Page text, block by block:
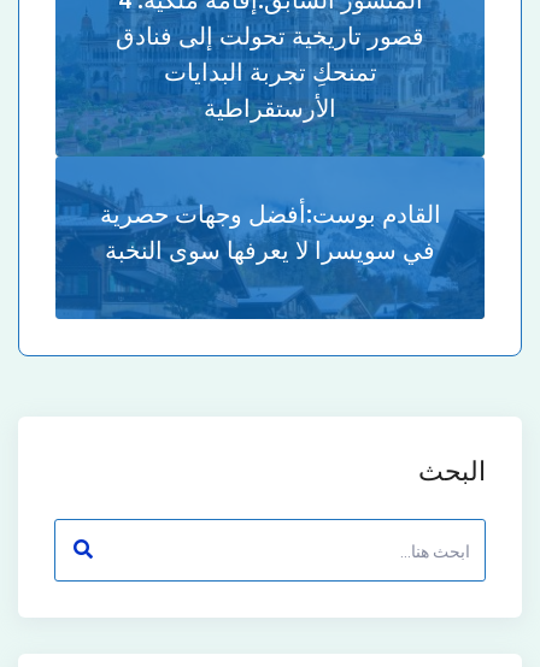
قصور تاريخية تحولت إلى فنادق
تمنحكِ تجربة البدايات
الأرستقراطية
القادم بوست:أفضل وجهات حصرية
في سويسرا لا يعرفها سوى النخبة
البحث